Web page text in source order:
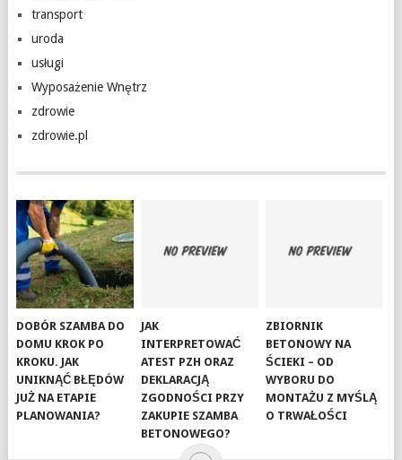
transport
uroda
usługi
Wyposażenie Wnętrz
zdrowie
zdrowie.pl
DOBÓR SZAMBA DO
DOMU KROK PO
KROKU. JAK
UNIKNĄĆ BŁĘDÓW
JUŻ NA ETAPIE
PLANOWANIA?
JAK
INTERPRETOWAĆ
ATEST PZH ORAZ
DEKLARACJĄ
ZGODNOŚCI PRZY
ZAKUPIE SZAMBA
BETONOWEGO?
ZBIORNIK
BETONOWY NA
ŚCIEKI – OD
WYBORU DO
MONTAŻU Z MYŚLĄ
O TRWAŁOŚCI